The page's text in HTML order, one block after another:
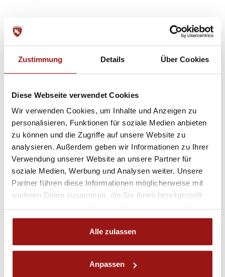
Zustimmung Details Über Cookies
Diese Webseite verwendet Cookies
Wir verwenden Cookies, um Inhalte und Anzeigen zu
personalisieren, Funktionen für soziale Medien anbieten
zu können und die Zugriffe auf unsere Website zu
analysieren. Außerdem geben wir Informationen zu Ihrer
Verwendung unserer Website an unsere Partner für
soziale Medien, Werbung und Analysen weiter. Unsere
Partner führen diese Informationen möglicherweise mit
weiteren Daten zusammen, die Sie ihnen bereitgestellt
gesammelt haben.
Alle zulassen
Anpassen
Adresse
Ansprechperson
Karin Groß
KEY ACCOUNT MANAGEMENT & SPECIAL
EVENTS
event@srs.at
+43 664 822 4803
Wir freuen uns, Ihnen ein maßgeschneidertes Angebot erstellen zu